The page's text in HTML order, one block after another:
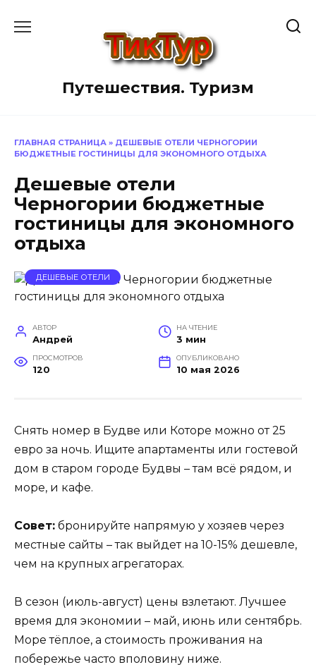
Путешествия. Туризм
ГЛАВНАЯ СТРАНИЦА » ДЕШЕВЫЕ ОТЕЛИ ЧЕРНОГОРИИ
БЮДЖЕТНЫЕ ГОСТИНИЦЫ ДЛЯ ЭКОНОМНОГО ОТДЫХА
Дешевые отели
Черногории бюджетные
гостиницы для экономного
отдыха
ДЕШЕВЫЕ ОТЕЛИ
АВТОР
Андрей
НА ЧТЕНИЕ
3 мин
ПРОСМОТРОВ
120
ОПУБЛИКОВАНО
10 мая 2026
Снять номер в Будве или Которе можно от 25
евро за ночь. Ищите апартаменты или гостевой
дом в старом городе Будвы – там всё рядом, и
море, и кафе.
Совет: бронируйте напрямую у хозяев через
местные сайты – так выйдет на 10-15% дешевле,
чем на крупных агрегаторах.
В сезон (июль-август) цены взлетают. Лучшее
время для экономии – май, июнь или сентябрь.
Море тёплое, а стоимость проживания на
побережье часто вполовину ниже.